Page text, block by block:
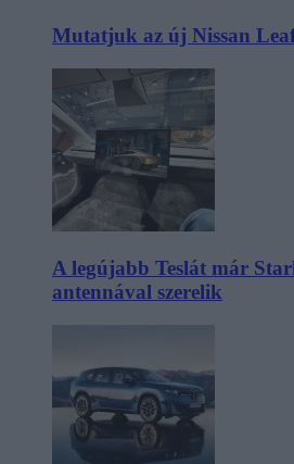
Mutatjuk az új Nissan
A legújabb Teslát már
antennával szerelik